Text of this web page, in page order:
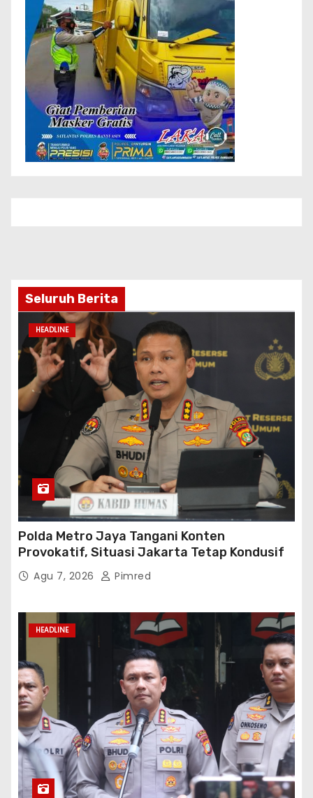
Seluruh Berita
HEADLINE
Polda Metro Jaya Tangani Konten
Provokatif, Situasi Jakarta Tetap Kondusif
Agu 7, 2026 Pimred
HEADLINE